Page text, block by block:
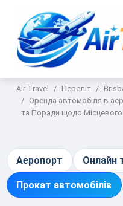
Air Travel Переліт
Оренда автомобіля в
та Поради щодо Місцевого
Аеропорт Онлайн
Прокат автомобілів